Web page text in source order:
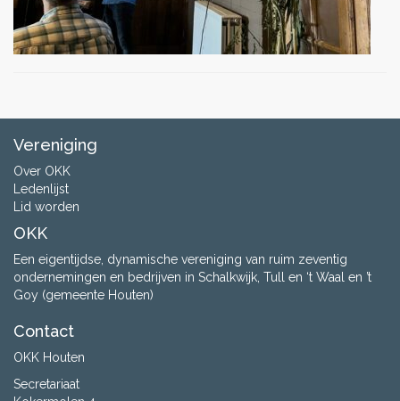
Vereniging
Over OKK
Ledenlijst
Lid worden
OKK
Een eigentijdse, dynamische vereniging van ruim zeventig
ondernemingen en bedrijven in Schalkwijk, Tull en ‘t Waal en ’t
Goy (gemeente Houten)
Contact
OKK Houten
Secretariaat